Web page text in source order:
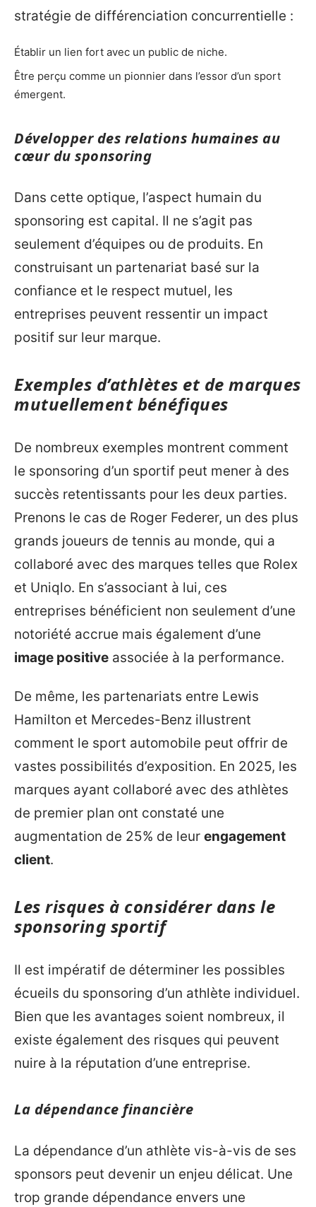
stratégie de différenciation concurrentielle :
Établir un lien fort avec un public de niche.
Être perçu comme un pionnier dans l’essor d’un sport
émergent.
Développer des relations humaines au
cœur du sponsoring
Dans cette optique, l’aspect humain du
sponsoring est capital. Il ne s’agit pas
seulement d’équipes ou de produits. En
construisant un partenariat basé sur la
confiance et le respect mutuel, les
entreprises peuvent ressentir un impact
positif sur leur marque.
Exemples d’athlètes et de marques
mutuellement bénéfiques
De nombreux exemples montrent comment
le sponsoring d’un sportif peut mener à des
succès retentissants pour les deux parties.
Prenons le cas de Roger Federer, un des plus
grands joueurs de tennis au monde, qui a
collaboré avec des marques telles que Rolex
et Uniqlo. En s’associant à lui, ces
entreprises bénéficient non seulement d’une
notoriété accrue mais également d’une
image positive associée à la performance.
De même, les partenariats entre Lewis
Hamilton et Mercedes-Benz illustrent
comment le sport automobile peut offrir de
vastes possibilités d’exposition. En 2025, les
marques ayant collaboré avec des athlètes
de premier plan ont constaté une
augmentation de 25% de leur engagement
client.
Les risques à considérer dans le
sponsoring sportif
Il est impératif de déterminer les possibles
écueils du sponsoring d’un athlète individuel.
Bien que les avantages soient nombreux, il
existe également des risques qui peuvent
nuire à la réputation d’une entreprise.
La dépendance financière
La dépendance d’un athlète vis-à-vis de ses
sponsors peut devenir un enjeu délicat. Une
trop grande dépendance envers une